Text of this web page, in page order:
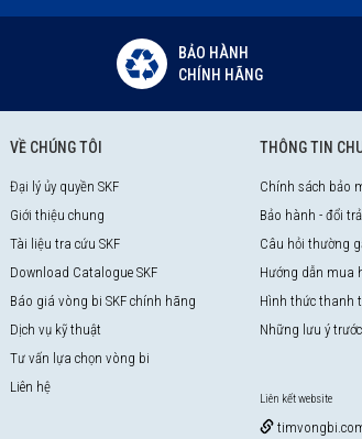
BẢO HÀNH
CHÍNH HÃNG
VỀ CHÚNG TÔI
Đại lý ủy quyền SKF
Giới thiệu chung
Tài liệu tra cứu SKF
Download Catalogue SKF
Báo giá vòng bi SKF chính hãng
Dịch vụ kỹ thuật
Tư vấn lựa chọn vòng bi
Liên hệ
THÔNG TIN
Chính sách bảo
Bảo hành - đổi
Câu hỏi thường
Hướng dẫn mua
Hình thức thanh
Những lưu ý
Liên kết website